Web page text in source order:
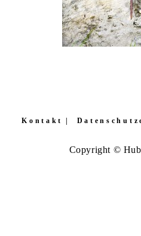
Kontakt
Copyright ©